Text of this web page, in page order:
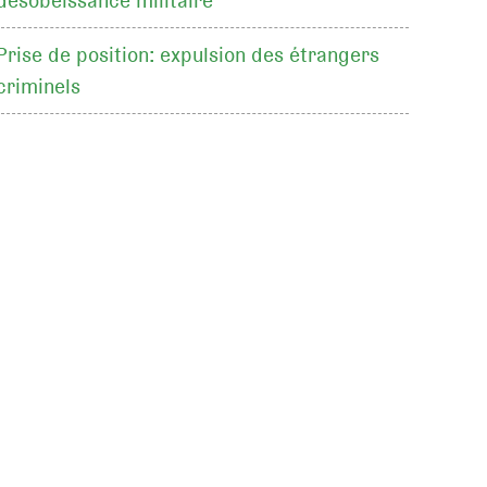
de position: expulsion des étrangers